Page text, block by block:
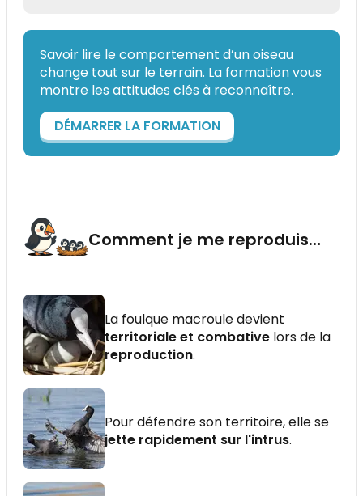
Savoir lire le comportement d’un oiseau
change tout sur le terrain. La formation vous
montre les attitudes clés à reconnaître.
DÉMARRER LA FORMATION
Comment je me reproduis…
La foulque macroule devient
territoriale et combative lors de la
reproduction.
Pour défendre son territoire, elle se
jette rapidement sur l'intrus.